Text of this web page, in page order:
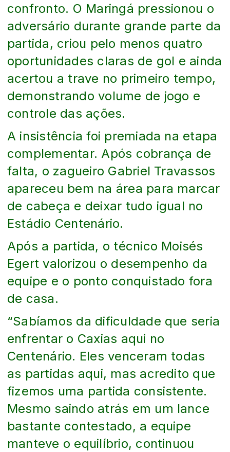
confronto. O Maringá pressionou o
adversário durante grande parte da
partida, criou pelo menos quatro
oportunidades claras de gol e ainda
acertou a trave no primeiro tempo,
demonstrando volume de jogo e
controle das ações.
A insistência foi premiada na etapa
complementar. Após cobrança de
falta, o zagueiro Gabriel Travassos
apareceu bem na área para marcar
de cabeça e deixar tudo igual no
Estádio Centenário.
Após a partida, o técnico Moisés
Egert valorizou o desempenho da
equipe e o ponto conquistado fora
de casa.
“Sabíamos da dificuldade que seria
enfrentar o Caxias aqui no
Centenário. Eles venceram todas
as partidas aqui, mas acredito que
fizemos uma partida consistente.
Mesmo saindo atrás em um lance
bastante contestado, a equipe
manteve o equilíbrio, continuou